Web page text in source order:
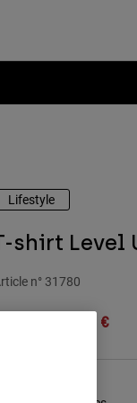
Lifestyle
shirt Level
n° 31780
Price reduced from
20,00 €